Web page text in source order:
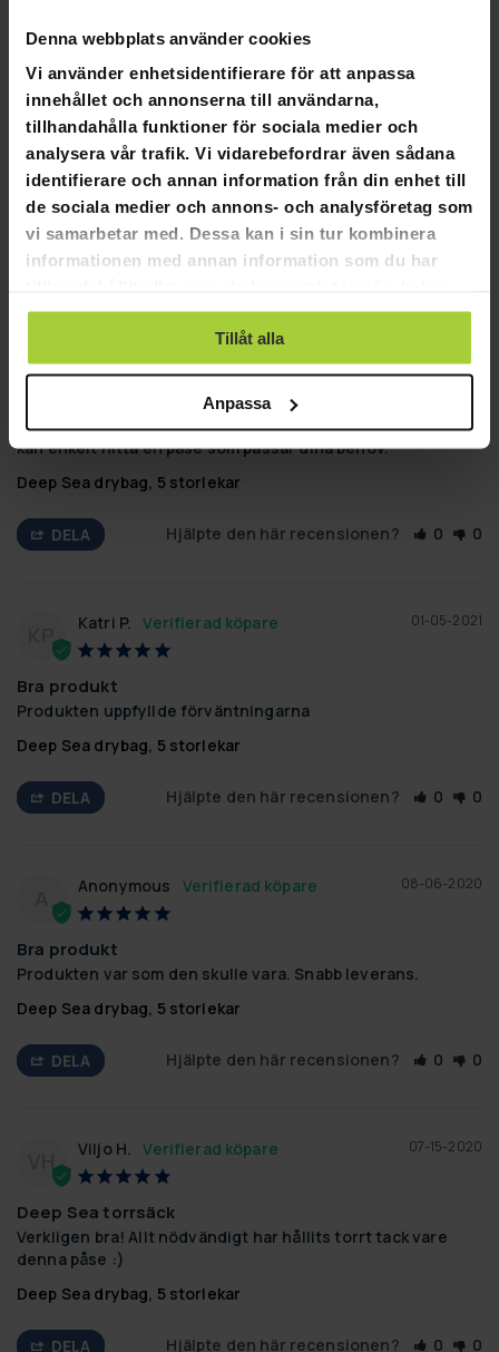
Denna webbplats använder cookies
Vi använder enhetsidentifierare för att anpassa
innehållet och annonserna till användarna,
tillhandahålla funktioner för sociala medier och
analysera vår trafik. Vi vidarebefordrar även sådana
identifierare och annan information från din enhet till
de sociala medier och annons- och analysföretag som
vi samarbetar med. Dessa kan i sin tur kombinera
informationen med annan information som du har
använt deras tjänster.
Tillåt alla
Anpassa
SKRIV EN RECENSION
STÄLL EN FRÅGA
Recensioner
TT
En utmärkt tillägg även för en SUP-brädatur. Dina saker
håller sig torra och tack vare bärremmen är torrpåsen enkel
att ta med. Det finns 5 olika storlekar att välja mellan, så du
kan enkelt hitta en påse som passar dina behov.
Deep Sea drybag, 5 storlekar
DELA Hjälpte den här recensionen? 0 0
KP
01-05-2021
Katri P.
Bra produkt
Produkten uppfyllde förväntningarna
Deep Sea drybag, 5 storlekar
DELA Hjälpte den här recensionen? 0 0
08-06-2020
Anonymous
Bra produkt
Produkten var som den skulle vara. Snabb leverans.
Deep Sea drybag, 5 storlekar
DELA Hjälpte den här recensionen? 0 0
VH
07-15-2020
Viljo H.
Deep Sea torrsäck
Verkligen bra! Allt nödvändigt har hållits torrt tack vare
denna påse :)
Deep Sea drybag, 5 storlekar
DELA Hjälpte den här recensionen? 0 0